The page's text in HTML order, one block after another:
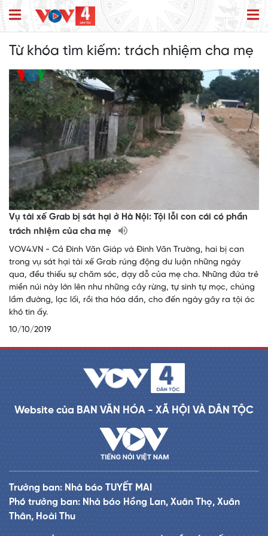
Từ khóa tìm kiếm: trách nhiệm cha mẹ
Vụ tài xế Grab bị sát hại ở Hà Nội: Tội lỗi con cái có phần
trách nhiệm của cha mẹ
VOV4.VN - Cả Đinh Văn Giáp và Đinh Văn Trường, hai bị can
trong vụ sát hại tài xế Grab rúng động dư luận những ngày
qua, đều thiếu sự chăm sóc, dạy dỗ của mẹ cha. Những đứa trẻ
miền núi này lớn lên như những cây rừng, tự sinh tự mọc, chúng
lầm đường, lạc lối, rồi tha hóa dần, cho đến ngày gây ra tội ác
khó tin ấy.
10/10/2019
Website của BAN VĂN HÓA - XÃ HỘI VÀ DÂN TỘC
Trưởng ban: Nhà báo TUYẾT MAI
Phó trưởng ban: Nhà báo Hồng Lan, Xuân Thọ, Xuân
Thân, Hoài Thu